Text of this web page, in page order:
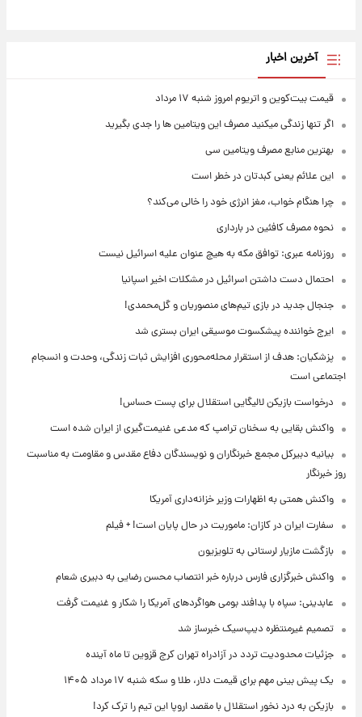
آخرین اخبار
قیمت بیت‌کوین و اتریوم امروز شنبه ۱۷ مرداد
اگر تنها زندگی میکنید مصرف این ویتامین ها را جدی بگیرید
بهترین منابع مصرف ویتامین سی
این علائم یعنی کبدتان در خطر است
چرا هنگام خواب، مغز انرژی خود را خالی می‌کند؟
نحوه مصرف کافئین در بارداری
روزنامه عبری: توافق مکه به هیچ عنوان علیه اسرائیل نیست
احتمال دست داشتن اسرائیل در مشکلات اخیر اسپانیا
جنجال جدید در بازی تیم‌های منصوریان و گل‌محمدی!
ایرج خواننده پیشکسوت موسیقی ایران بستری شد
پزشکیان: هدف از استقرار محله‌محوری افزایش ثبات زندگی، وحدت و انسجام
اجتماعی است
درخواست بازیکن لالیگایی استقلال برای پست حساس!
واکنش بقایی به سخنان ترامپ که مدعی غنیمت‌گیری از ایران شده است
بیانیه دبیرکل مجمع خبرنگاران و نویسندگان دفاع مقدس و مقاومت به مناسبت
روز خبرنگار
واکنش همتی به اظهارات وزیر خزانه‌داری آمریکا
سفارت ایران در کازان: ماموریت در حال پایان است! + فیلم
بازگشت مازیار لرستانی به تلویزیون
واکنش خبرگزاری فارس درباره خبر انتصاب محسن رضایی به دبیری شعام
عابدینی: سپاه با پدافند بومی هواگردهای آمریکا را شکار و غنیمت گرفت
تصمیم غیرمنتظره دیپ‌سیک خبرساز شد
جزئیات محدودیت تردد در آزادراه تهران کرج قزوین تا ماه آینده
یک پیش ‌بینی مهم برای قیمت دلار، طلا و سکه شنبه ۱۷ مرداد ۱۴۰۵
بازیکن به درد نخور استقلال با مقصد اروپا این تیم را ترک کرد!